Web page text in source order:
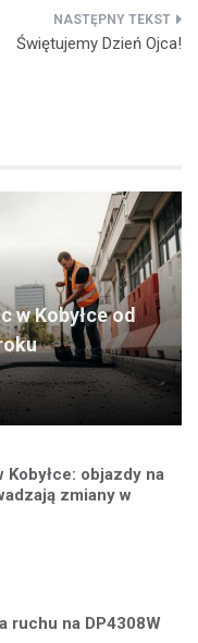
Świętujemy Dzień Ojca!
w Kobyłce od
Kobyłce: objazdy na
zmiany w
ruchu na DP4308W